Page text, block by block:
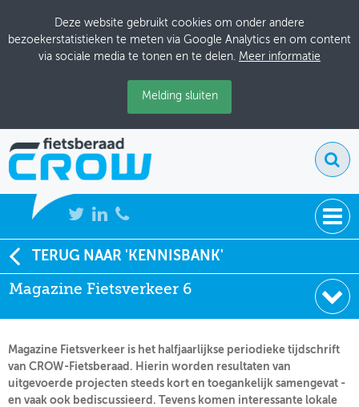
Deze website gebruikt cookies om onder andere
bezoekerstatistieken te meten via Google Analytics en om content
via sociale media te tonen en te delen. Meer informatie
Melding sluiten
NIEUWS
BIJEENKOMSTEN
KENNISBANK
ADRESSENBOEK
OVER FIETSBERAAD
TERUG NAAR 'KENNISBANK'
Magazine Fietsverkeer 6
Soort:
Artikelen Fietsverkeer
Auteur:
CROW-Fietsberaad
Magazine Fietsverkeer is het halfjaarlijkse periodieke tijdschrift
van CROW-Fietsberaad. Hierin worden resultaten van
uitgevoerde projecten steeds kort en toegankelijk samengevat -
en vaak ook bediscussieerd. Tevens komen interessante lokale